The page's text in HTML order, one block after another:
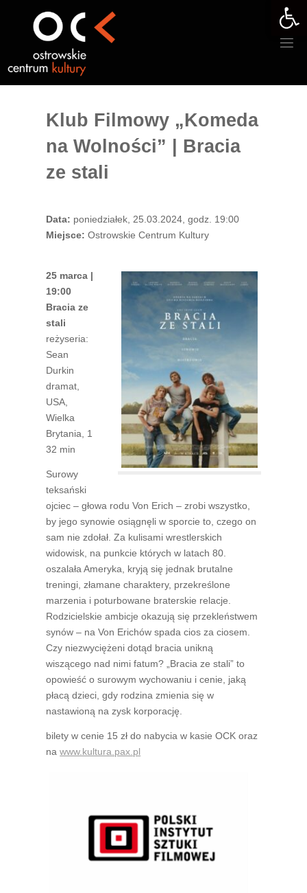
Klub Filmowy „Komeda
na Wolności” | Bracia
ze stali
Data: poniedziałek, 25.03.2024, godz. 19:00
Miejsce: Ostrowskie Centrum Kultury
25 marca |
19:00
Bracia ze
stali
reżyseria:
Sean
Durkin
dramat,
USA,
Wielka
Brytania, 1
32 min
Surowy
teksański
ojciec – głowa rodu Von Erich – zrobi wszystko,
by jego synowie osiągnęli w sporcie to, czego on
sam nie zdołał. Za kulisami wrestlerskich
widowisk, na punkcie których w latach 80.
oszalała Ameryka, kryją się jednak brutalne
treningi, złamane charaktery, przekreślone
marzenia i poturbowane braterskie relacje.
Rodzicielskie ambicje okazują się przekleństwem
synów – na Von Erichów spada cios za ciosem.
Czy niezwyciężeni dotąd bracia unikną
wiszącego nad nimi fatum? „Bracia ze stali” to
opowieść o surowym wychowaniu i cenie, jaką
płacą dzieci, gdy rodzina zmienia się w
nastawioną na zysk korporację.
bilety w cenie 15 zł do nabycia w kasie OCK oraz
nawww.kultura.pax.pl